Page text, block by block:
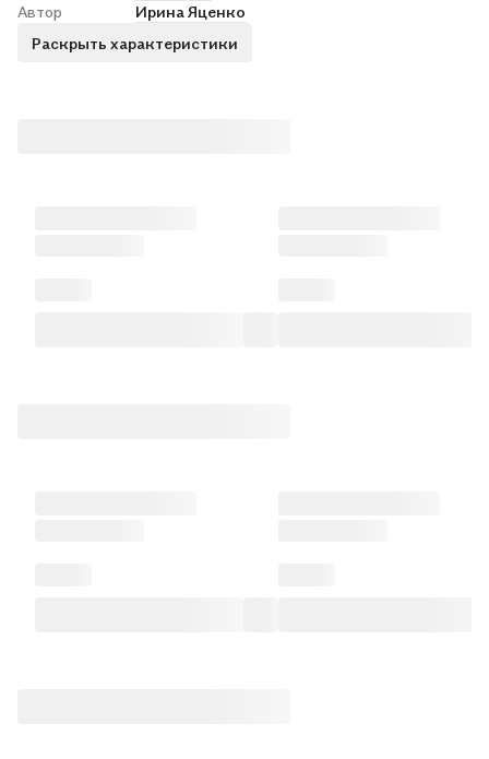
Автор
Ирина Яценко
Раскрыть характеристики